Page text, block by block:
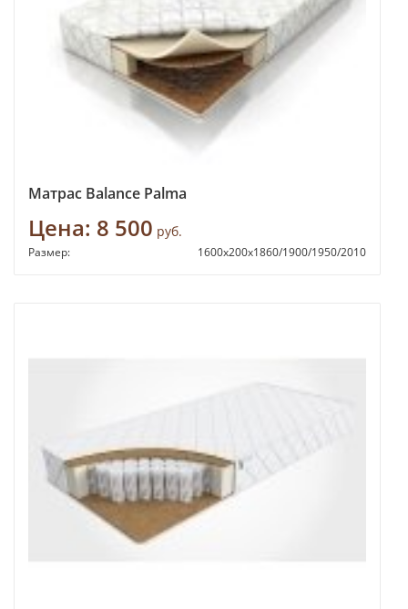
Матрас Balance Palma
Цена: 8 500 руб.
Размер: 1600х200х1860/1900/1950/2010